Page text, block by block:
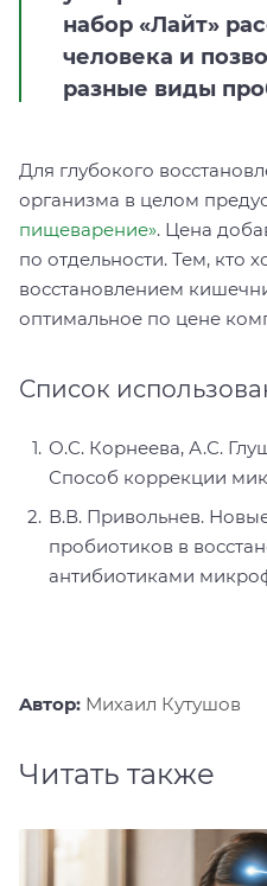
набор «Лайт»
человека и
разные виды
Для глубокого
организма в целом
пищеварение». Цена
по отдельности. Тем, кто
восстановлением
оптимальное по цене
Список
О.С. Корнеева, А.С.
Способ коррекции
В.В. Привольнев.
пробиотиков в
антибиотиками
Aвтор: Михаил Кутушов
Читать также